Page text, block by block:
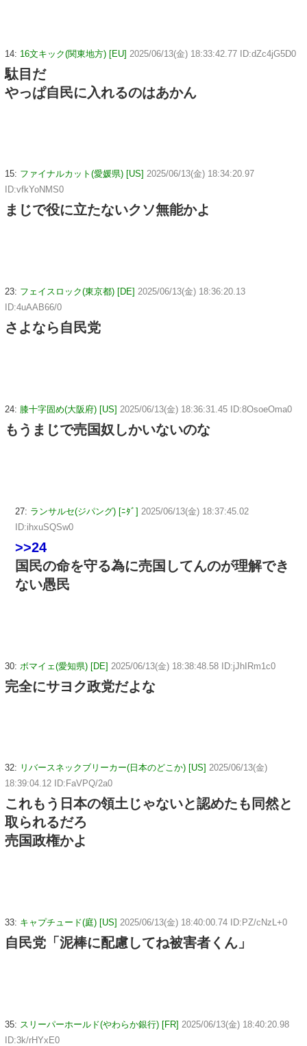
14: 16文キック(関東地方) [EU] 2025/06/13(金) 18:33:42.77 ID:dZc4jG5D0
駄目だ
やっぱ自民に入れるのはあかん
15: ファイナルカット(愛媛県) [US] 2025/06/13(金) 18:34:20.97
ID:vfkYoNMS0
まじで役に立たないクソ無能かよ
23: フェイスロック(東京都) [DE] 2025/06/13(金) 18:36:20.13
ID:4uAAB66/0
さよなら自民党
24: 膝十字固め(大阪府) [US] 2025/06/13(金) 18:36:31.45 ID:8OsoeOma0
もうまじで売国奴しかいないのな
27: ランサルセ(ジパング) [ﾆﾀﾞ] 2025/06/13(金) 18:37:45.02
ID:ihxuSQSw0
>>24
国民の命を守る為に売国してんのが理解でき
ない愚民
30: ボマイェ(愛知県) [DE] 2025/06/13(金) 18:38:48.58 ID:jJhIRm1c0
完全にサヨク政党だよな
32: リバースネックブリーカー(日本のどこか) [US] 2025/06/13(金)
18:39:04.12 ID:FaVPQ/2a0
これもう日本の領土じゃないと認めたも同然と
取られるだろ
売国政権かよ
33: キャプチュード(庭) [US] 2025/06/13(金) 18:40:00.74 ID:PZ/cNzL+0
自民党「泥棒に配慮してね被害者くん」
35: スリーパーホールド(やわらか銀行) [FR] 2025/06/13(金) 18:40:20.98
ID:3k/rHYxE0